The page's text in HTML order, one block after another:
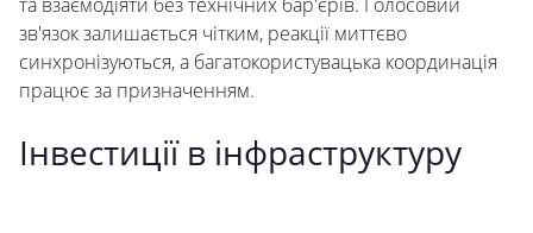
зв'язок залишається чітким, реакції миттєво
синхронізуються, а багатокористувацька координація
працює за призначенням.
Інвестиції в інфраструктуру